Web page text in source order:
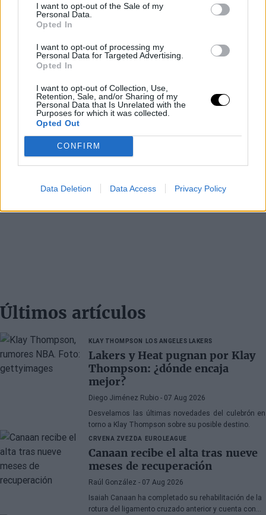
I want to opt-out of the Sale of my
Personal Data.
Opted In
I want to opt-out of processing my
Personal Data for Targeted Advertising.
Opted In
I want to opt-out of Collection, Use,
Retention, Sale, and/or Sharing of my
Personal Data that Is Unrelated with the
Purposes for which it was collected.
Opted Out
CONFIRM
Data Deletion Data Access Privacy Policy
Últimos artículos
KLAY THOMPSON LOS ANGELES LAKERS
Lakers y Heat pugnan por Klay
Thompson: ¿dónde encaja
mejor?
Diego Jiménez Rubio - 07 Aug 2026
Desvelamos las últimas novedades del culebrón en
torno a Klay Thompson sobre su posible destino.
CRVENA ZVEZDA EUROLEAGUE
Canaan recibe el alta tras nueve
meses de recuperación
Raúl González - 07 Aug 2026
Isaiah Canaan ha completado su rehabilitación de la
rotura del ligamento cruzado anterior y cuenta con